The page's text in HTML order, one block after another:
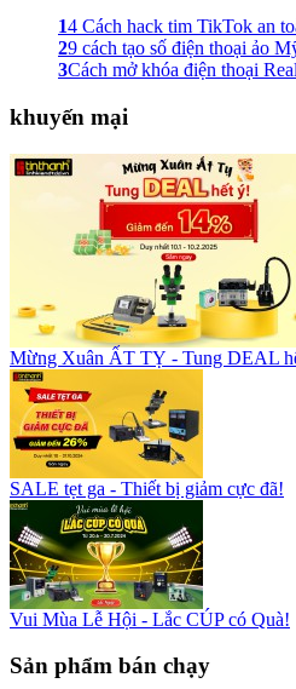
14 Cách hack tim TikTok an
29 cách tạo số điện thoại ảo
3Cách mở khóa điện thoại
khuyến mại
Mừng Xuân ẤT TỴ - Tung DEAL
SALE tẹt ga - Thiết bị giảm cực đã!
Vui Mùa Lễ Hội - Lắc CÚP có Quà!
Sản phẩm bán chạy